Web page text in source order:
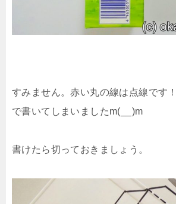
すみません。赤い丸の線は点線です
で書いてしまいましたm(__)m
書けたら切っておきましょう。